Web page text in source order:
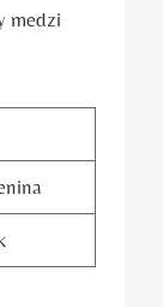
medzi